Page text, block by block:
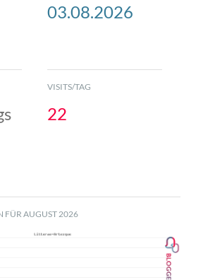
03.08.2026
VISITS/TAG
22
FÜR AUGUST 2026